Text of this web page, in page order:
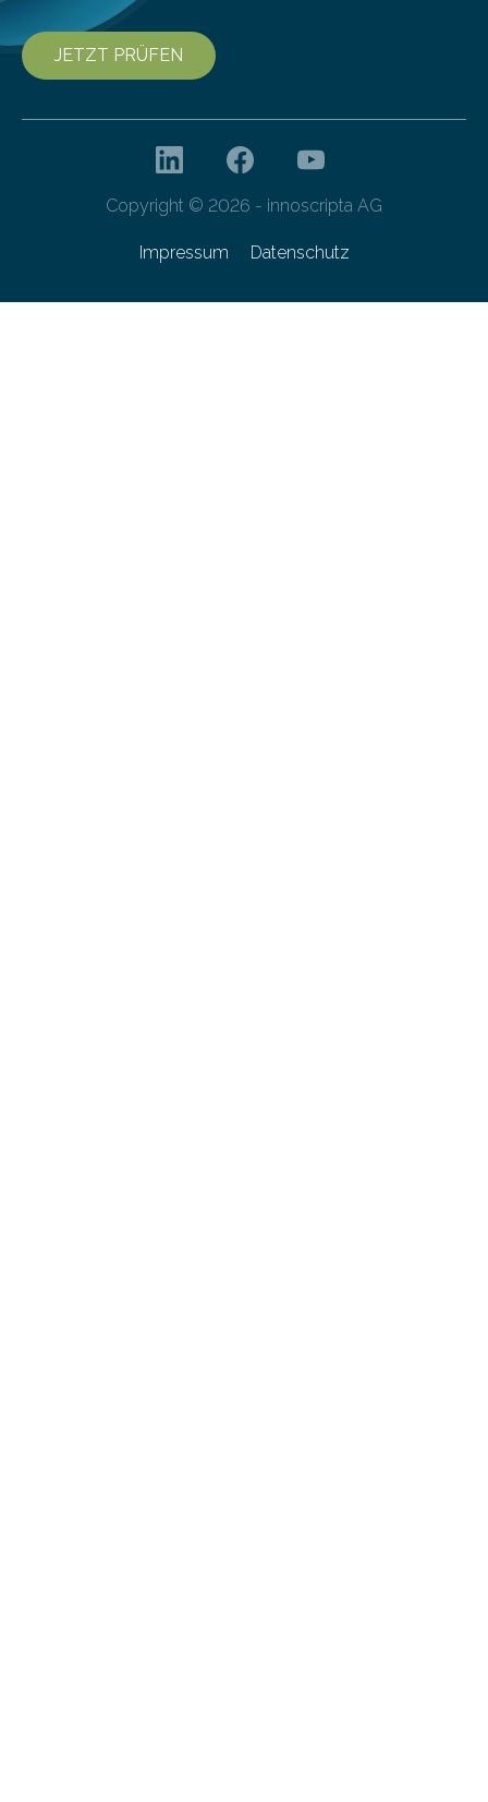
JETZT PRÜFEN
Copyright © 2026 - innoscripta AG
Impressum Datenschutz